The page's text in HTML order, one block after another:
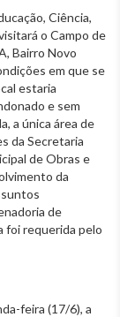
Ciência,
o Campo de
Bairro Novo
em que se
estaria
e sem
a única área de
da Secretaria
de Obras e
da
de
foi requerida pelo
feira (17/6), a